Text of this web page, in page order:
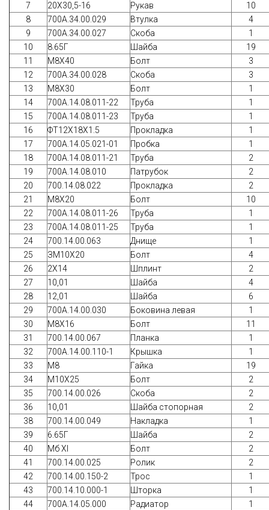
7
20Х30,5-16 Рукав
10
8
700А.34.00.029 Втулка
4
9
700А.34.00.027 Скоба
1
10
8.65Г Шайба
19
11
М8Х40 Болт
3
12
700А.34.00.028 Скоба
3
13
М8Х30 Болт
1
14
700А.14.08.011-22 Труба
1
15
700А.14.08.011-23 Труба
1
16
ФТ12Х18Х1.5 Прокладка
1
17
700А.14.05.021-01 Пробка
1
18
700А.14.08.011-21 Труба
2
19
700А.14.08.010 Патрубок
2
20
700.14.08.022 Прокладка
2
21
М8Х20 Болт
10
22
700А.14.08.011-26 Труба
1
23
700А.14.08.011-25 Труба
1
24
700.14.00.063 Днище
1
25
ЗМ10Х20 Болт
4
26
2Х14 Шплинт
2
27
10,01 Шайба
4
28
12,01 Шайба
6
29
700A.14.00.030 Боковина левая
1
30
М8Х16 Болт
11
31
700.14.00.067 Планка
1
32
700A.14.00.110-1 Крышка
1
33
М8 Гайка
19
34
М10Х25 Болт
2
35
700.14.00.026 Скоба
2
36
10,01 Шайба стопорная
2
38
700.14.00.049 Накладка
1
39
6.65Г Шайба
2
40
Мб XI Болт
2
41
700.14.00.025 Ролик
2
42
700.14.00.150-2 Трос
1
43
700.14.10.000-1 Шторка
1
44
700А.14.05.000 Радиатор
1